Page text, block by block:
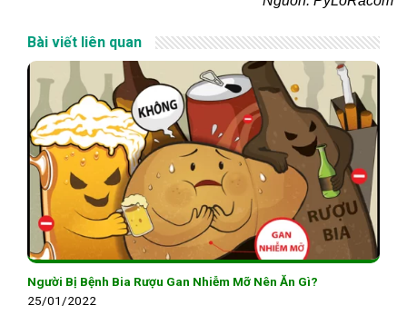
Bài viết liên quan
Người Bị Bệnh Bia Rượu Gan Nhiễm Mỡ Nên Ăn Gì?
25/01/2022